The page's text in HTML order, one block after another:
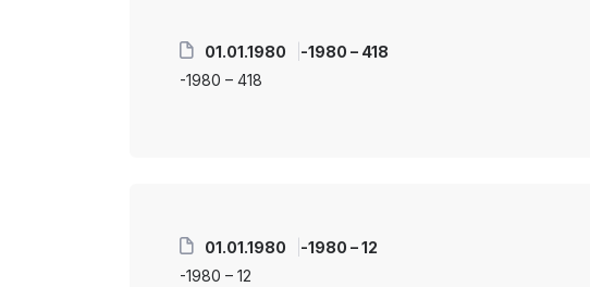
01.01.1980
-1980 – 418
-1980 – 418
01.01.1980
-1980 – 12
-1980 – 12